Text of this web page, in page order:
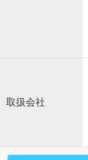
取扱会社